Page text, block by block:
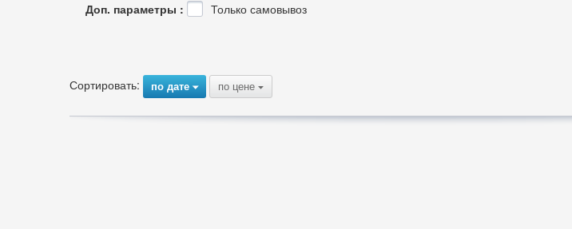
Доп. параметры : Только самовывоз
Сортировать: по дате{ по цене {